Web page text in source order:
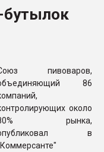
бутылок
бутылок
пивоваров,
86
около
рынка,
в